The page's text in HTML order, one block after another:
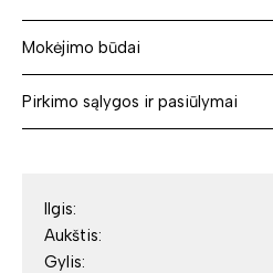
Mokėjimo būdai
Pirkimo sąlygos ir pasiūlymai
Ilgis:
Aukštis:
Gylis: